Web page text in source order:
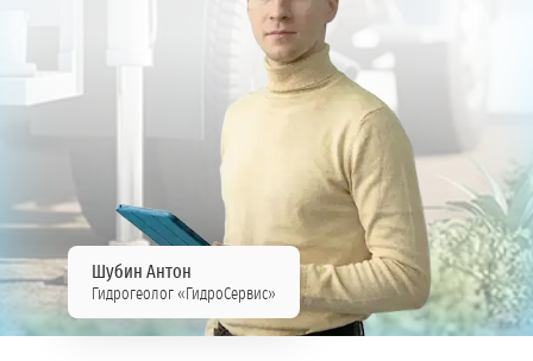
Шубин Антон
Гидрогеолог «ГидроСервис»